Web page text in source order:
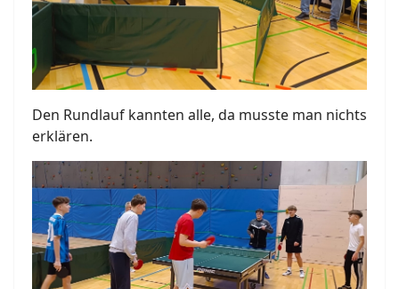
Den Rundlauf kannten alle, da musste man nichts
erklären.